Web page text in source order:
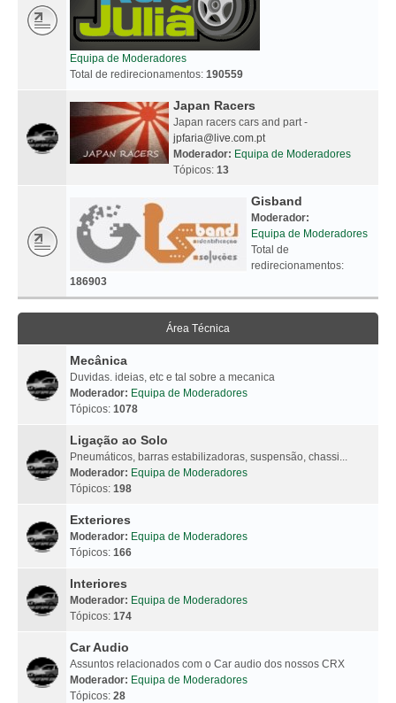
Equipa de Moderadores
Total de redirecionamentos: 190559
Japan Racers
Japan racers cars and part -
jpfaria@live.com.pt
Moderador: Equipa de Moderadores
Tópicos: 13
Gisband
Moderador:
Equipa de Moderadores
Total de
redirecionamentos:
186903
Área Técnica
Mecânica
Duvidas. ideias, etc e tal sobre a mecanica
Moderador: Equipa de Moderadores
Tópicos: 1078
Ligação ao Solo
Pneumáticos, barras estabilizadoras, suspensão, chassi...
Moderador: Equipa de Moderadores
Tópicos: 198
Exteriores
Moderador: Equipa de Moderadores
Tópicos: 166
Interiores
Moderador: Equipa de Moderadores
Tópicos: 174
Car Audio
Assuntos relacionados com o Car audio dos nossos CRX
Moderador: Equipa de Moderadores
Tópicos: 28